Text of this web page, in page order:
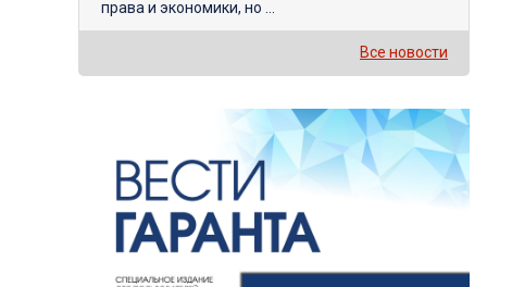
права и экономики, но ...
Все новости